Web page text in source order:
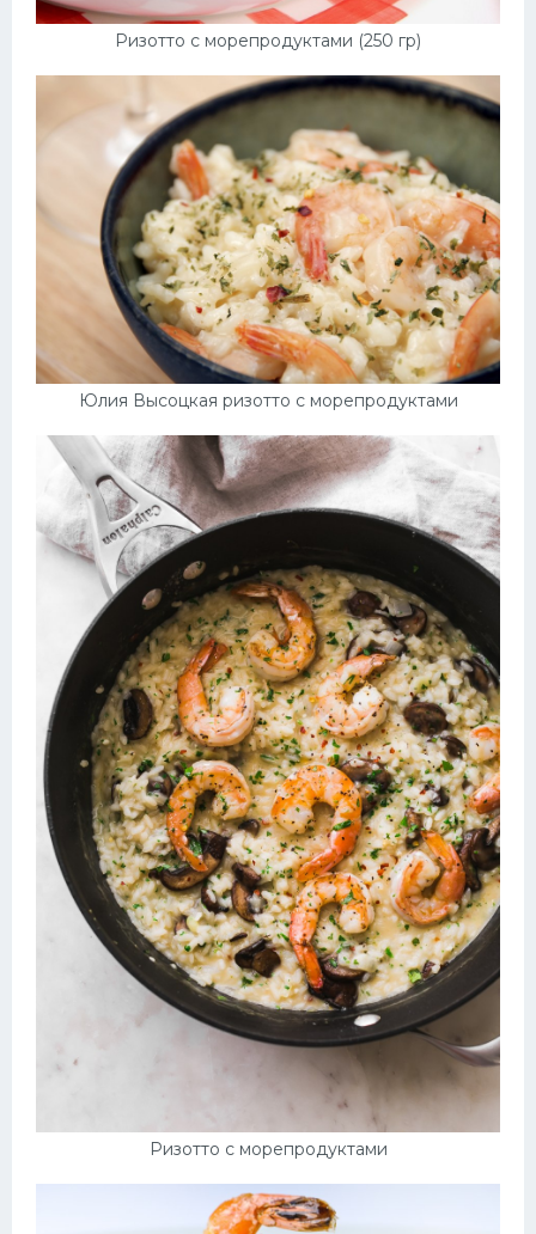
Ризотто с морепродуктами (250 гр)
Юлия Высоцкая ризотто с морепродуктами
Ризотто с морепродуктами